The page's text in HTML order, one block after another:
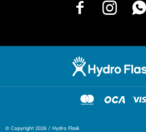
  
© Copyright 2026 / Hydro Flask